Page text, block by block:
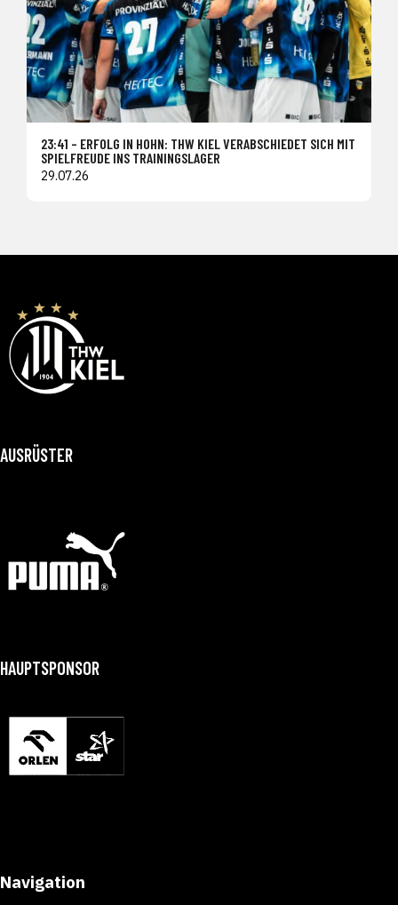
23:41 – ERFOLG IN HOHN: THW KIEL VERABSCHIEDET SICH MIT
SPIELFREUDE INS TRAININGSLAGER
29.07.26
AUSRÜSTER
HAUPTSPONSOR
Navigation